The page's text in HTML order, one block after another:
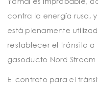
contra la energía rusa,
está plenamente
restablecer el tránsito a
gasoducto Nord Stream
El contrato para el